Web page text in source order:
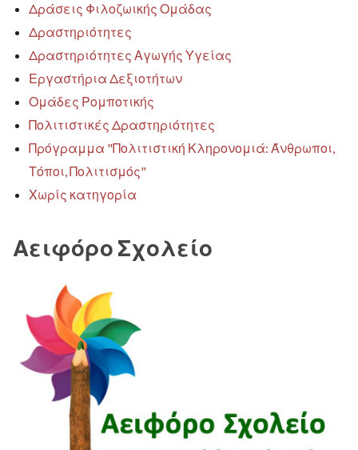
Δράσεις Φιλοζωικής Ομάδας
Δραστηριότητες
Δραστηριότητες Αγωγής Υγείας
Εργαστήρια Δεξιοτήτων
Ομάδες Ρομποτικής
Πολιτιστικές Δραστηριότητες
Πρόγραμμα "Πολιτιστική Κληρονομιά: Άνθρωποι,
Τόποι, Πολιτισμός"
Χωρίς κατηγορία
Αειφόρο Σχολείο